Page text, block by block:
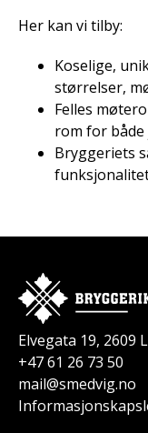
Her kan vi tilby:
Koselige,
størrelser,
Felles
rom for
Bryggeriets
Elvegata 19, 2609
+47 61 26 73 50
mail@smedvig.no